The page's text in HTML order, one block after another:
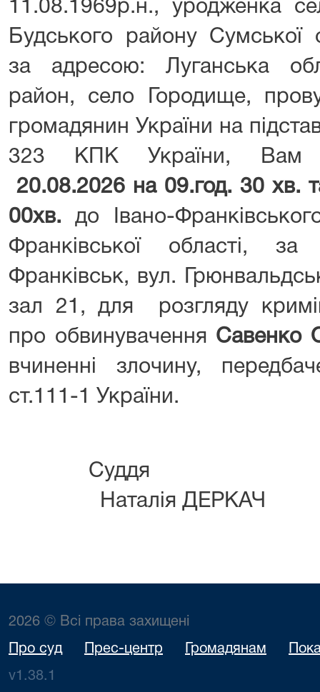
11.08.1969р.н., уродженка
Будського району Сумської
за адресою: Луганська
район, село Городище,
громадянин України на
323 КПК України, Вам
20.08.2026 на 09.год. 30 хв.
00хв.до Івано-
Франківської області,
Франківськ, вул.
зал 21, для розгляду
про обвинувачення Савенко
вчиненні злочину,
ст.111-1 України.
Наталія ДЕРКАЧ
2026 © Всі права захищені
Про суд Прес-центр Громадянам
v1.38.1